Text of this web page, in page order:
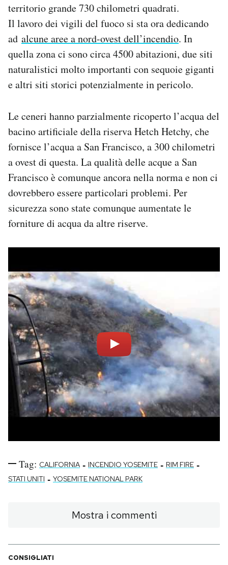
territorio grande 730 chilometri quadrati.
Il lavoro dei vigili del fuoco si sta ora dedicando
ad alcune aree a nord-ovest dell’incendio. In
quella zona ci sono circa 4500 abitazioni, due siti
naturalistici molto importanti con sequoie giganti
e altri siti storici potenzialmente in pericolo.
Le ceneri hanno parzialmente ricoperto l’acqua del
bacino artificiale della riserva Hetch Hetchy, che
fornisce l’acqua a San Francisco, a 300 chilometri
a ovest di questa. La qualità delle acque a San
Francisco è comunque ancora nella norma e non ci
dovrebbero essere particolari problemi. Per
sicurezza sono state comunque aumentate le
forniture di acqua da altre riserve.
Tag: CALIFORNIA - INCENDIO YOSEMITE - RIM FIRE -
STATI UNITI - YOSEMITE NATIONAL PARK
Mostra i commenti
CONSIGLIATI